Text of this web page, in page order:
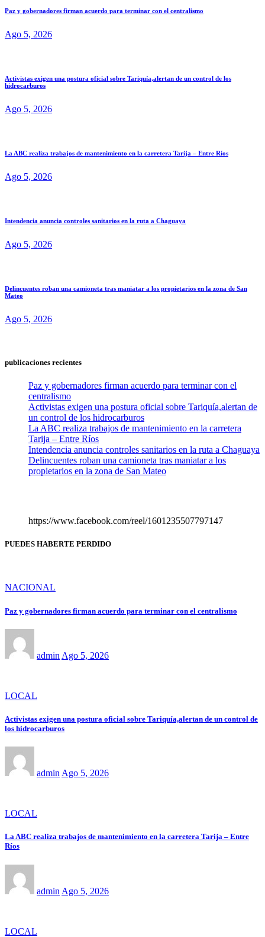
Paz y gobernadores firman acuerdo para terminar con el centralismo
Ago 5, 2026
Activistas exigen una postura oficial sobre Tariquía,alertan de un control de los
hidrocarburos
Ago 5, 2026
La ABC realiza trabajos de mantenimiento en la carretera Tarija – Entre Ríos
Ago 5, 2026
Intendencia anuncia controles sanitarios en la ruta a Chaguaya
Ago 5, 2026
Delincuentes roban una camioneta tras maniatar a los propietarios en la zona de San
Mateo
Ago 5, 2026
publicaciones recientes
Paz y gobernadores firman acuerdo para terminar con el
centralismo
Activistas exigen una postura oficial sobre Tariquía,alertan de
un control de los hidrocarburos
La ABC realiza trabajos de mantenimiento en la carretera
Tarija – Entre Ríos
Intendencia anuncia controles sanitarios en la ruta a Chaguaya
Delincuentes roban una camioneta tras maniatar a los
propietarios en la zona de San Mateo
https://www.facebook.com/reel/1601235507797147
PUEDES HABERTE PERDIDO
NACIONAL
Paz y gobernadores firman acuerdo para terminar con el centralismo
admin Ago 5, 2026
LOCAL
Activistas exigen una postura oficial sobre Tariquía,alertan de un control de
los hidrocarburos
admin Ago 5, 2026
LOCAL
La ABC realiza trabajos de mantenimiento en la carretera Tarija – Entre
Ríos
admin Ago 5, 2026
LOCAL